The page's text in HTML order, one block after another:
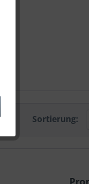
Sortierung: